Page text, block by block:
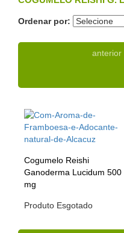
Ordenar por:
anterior
Cogumelo Reishi
Ganoderma Lucidum 500
mg
Produto Esgotado